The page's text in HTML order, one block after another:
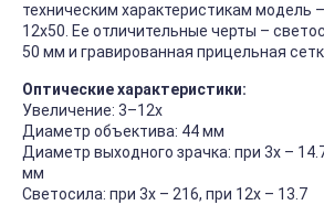
техническим характеристикам модель –
12x50. Ее отличительные черты –
50 мм и гравированная прицельная
Оптические характеристики:
Увеличение: 3–12x
Диаметр объектива: 44 мм
Диаметр выходного зрачка: при 3х –
мм
Светосила: при 3х – 216, при 12х – 13.7